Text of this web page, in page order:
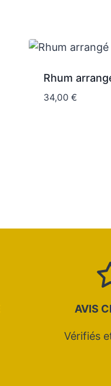
Rhum
34,00 €
AVIS
Vérifiés